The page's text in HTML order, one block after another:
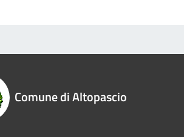
Comune di Altopascio